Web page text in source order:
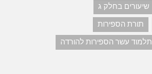
שיעורים בחלק ג
תורת הספירות
תלמוד עשר הספירות להורדה